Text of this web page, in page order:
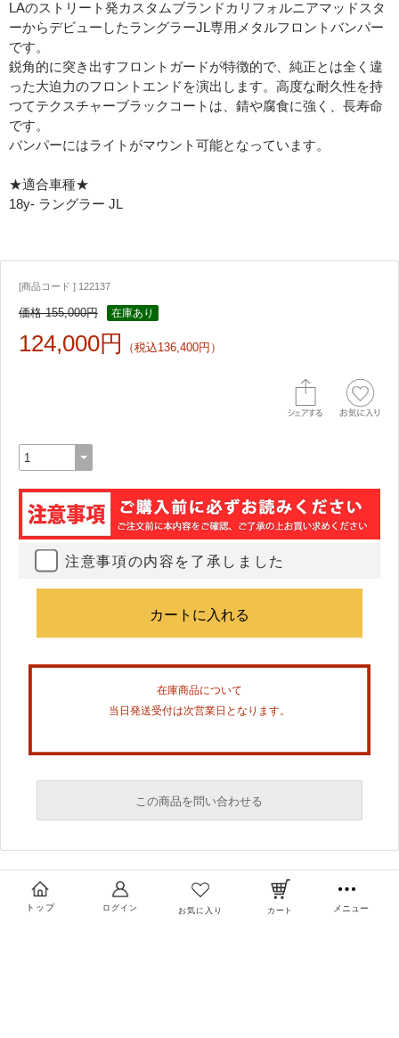
LAのストリート発カスタムブランドカリフォルニアマッドスタ
ーからデビューしたラングラーJL専用メタルフロントバンパー
です。
鋭角的に突き出すフロントガードが特徴的で、純正とは全く違
った大迫力のフロントエンドを演出します。高度な耐久性を持
つてテクスチャーブラックコートは、錆や腐食に強く、長寿命
です。
バンパーにはライトがマウント可能となっています。
★適合車種★
18y- ラングラー JL
[商品コード ] 122137
価格 155,000円 在庫あり
124,000円 （税込136,400円）
注意事項の内容を了承しました
在庫商品について
当日発送受付は次営業日となります。
この商品を問い合わせる
トップ ログイン お気に入り カート メニュー